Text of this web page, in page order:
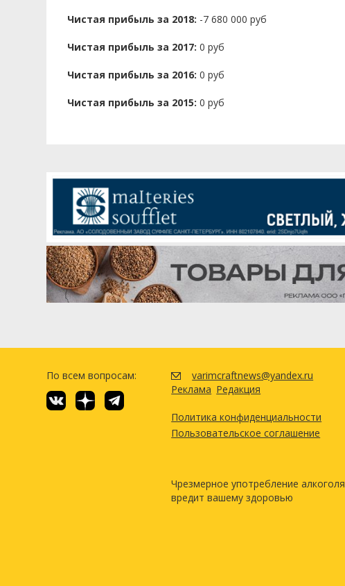
Чистая прибыль за 2018: -7 680 000 руб
Чистая прибыль за 2017: 0 руб
Чистая прибыль за 2016: 0 руб
Чистая прибыль за 2015: 0 руб
По всем вопросам:
varimcraftnews@yandex.ru
Реклама Редакция
Политика конфиденциальности
Пользовательское соглашение
Чрезмерное употребление алкоголя
вредит вашему здоровью